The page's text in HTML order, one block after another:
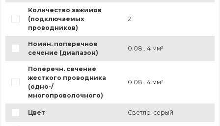
Количество зажимов
(подключаемых
проводников)
2
Номин. поперечное
сечение (диапазон)
0.08...4 мм²
Поперечн. сечение
жесткого проводника
(одно-/
многопроволочного)
0.08...4 мм²
Цвет Светло-серый